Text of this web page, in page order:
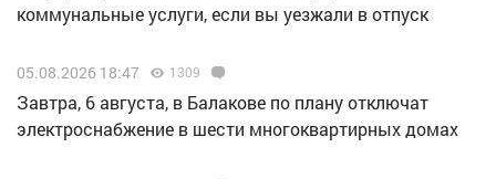
коммунальные услуги, если вы уезжали в отпуск
05.08.2026 18:47 1309
Завтра, 6 августа, в Балакове по плану отключат
электроснабжение в шести многоквартирных домах